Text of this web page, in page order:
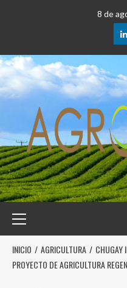
8 de
INICIO AGRICULTURA
CHUGAY
PROYECTO DE AGRICULTURA